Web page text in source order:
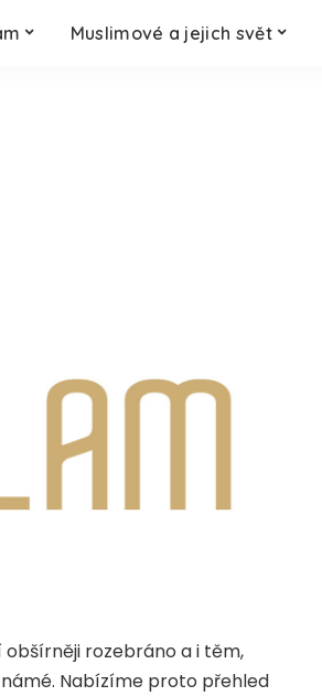
Muslimové a jejich svět
rozebráno a i těm,
Nabízíme proto přehled